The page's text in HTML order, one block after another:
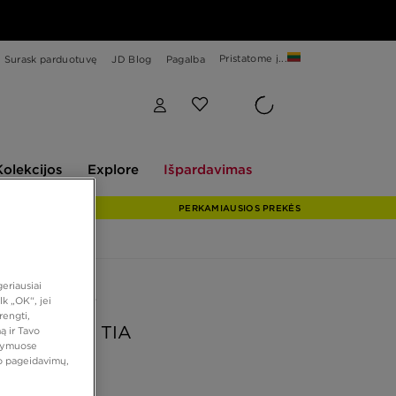
Surask parduotuvę JD Blog Pagalba Pristatome į...
Explore Išpardavimas
PERKAMIAUSIOS PREKĖS
KELNĖS TIA
„OK“, jei
ir Tavo
pageidavimų,